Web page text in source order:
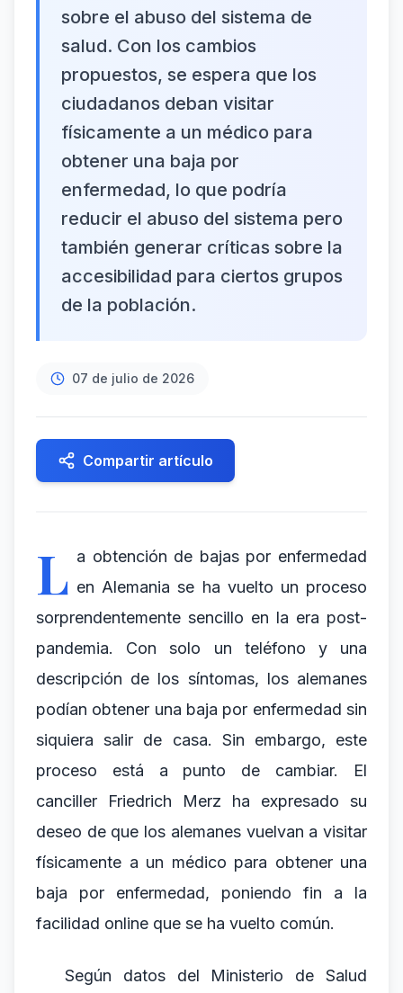
sobre el abuso del sistema de
salud. Con los cambios
propuestos, se espera que los
ciudadanos deban visitar
físicamente a un médico para
obtener una baja por
enfermedad, lo que podría
reducir el abuso del sistema pero
también generar críticas sobre la
accesibilidad para ciertos grupos
de la población.
07 de julio de 2026
Compartir artículo
L a obtención de bajas por enfermedad
en Alemania se ha vuelto un proceso
sorprendentemente sencillo en la era post-
pandemia. Con solo un teléfono y una
descripción de los síntomas, los alemanes
podían obtener una baja por enfermedad sin
siquiera salir de casa. Sin embargo, este
proceso está a punto de cambiar. El
canciller Friedrich Merz ha expresado su
deseo de que los alemanes vuelvan a visitar
físicamente a un médico para obtener una
baja por enfermedad, poniendo fin a la
facilidad online que se ha vuelto común.
Según datos del Ministerio de Salud